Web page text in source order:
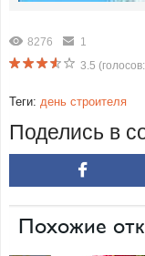
8276
1
3.5 (голосов:
Теги: день строителя
Поделись в
Похожие